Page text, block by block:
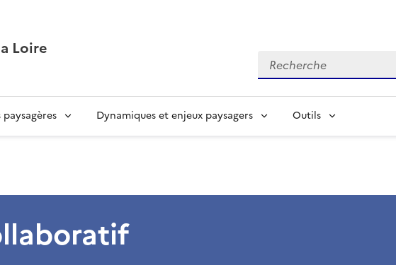
Loire Recherche
paysagères Dynamiques et enjeux paysagers Outils